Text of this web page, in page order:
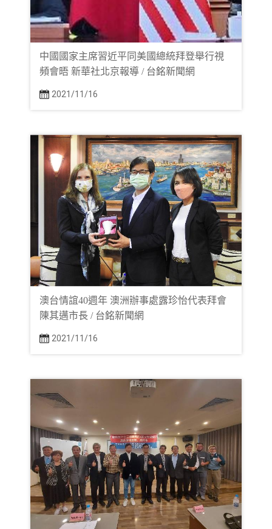
中國國家主席習近平同美國總統拜登舉行視
頻會晤 新華社北京報導 / 台銘新聞網
2021/11/16
澳台情誼40週年 澳洲辦事處露珍怡代表拜會
陳其邁市長 / 台銘新聞網
2021/11/16